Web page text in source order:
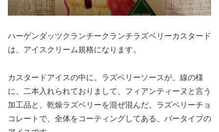
ハーゲンダッツクランチークランチラズベリーカスタード
は、アイスクリーム規格になります。
カスタードアイスの中に、ラズベリーソースが、線の様
に、二本入れられておりまして、フィアンティーヌと言う
加工品と、乾燥ラズベリーを混ぜ混んだ、ラズベリーチョ
コレートで、全体をコーティングしてある、バータイプの